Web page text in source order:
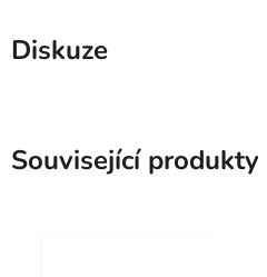
Diskuze
Související produkty